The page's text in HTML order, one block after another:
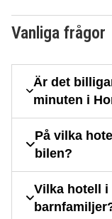
Vanliga frågor
Är det
minuten i
På vilka
bilen?
Vilka hotell i